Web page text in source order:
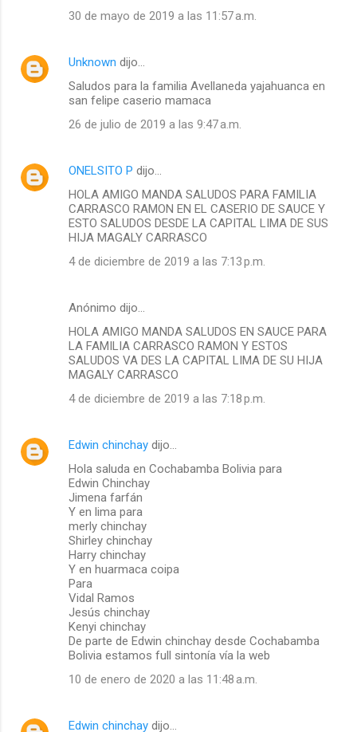
30 de mayo de 2019 a las 11:57 a.m.
Unknown dijo…
Saludos para la familia Avellaneda yajahuanca en
san felipe caserio mamaca
26 de julio de 2019 a las 9:47 a.m.
ONELSITO P dijo…
HOLA AMIGO MANDA SALUDOS PARA FAMILIA
CARRASCO RAMON EN EL CASERIO DE SAUCE Y
ESTO SALUDOS DESDE LA CAPITAL LIMA DE SUS
HIJA MAGALY CARRASCO
4 de diciembre de 2019 a las 7:13 p.m.
Anónimo dijo…
HOLA AMIGO MANDA SALUDOS EN SAUCE PARA
LA FAMILIA CARRASCO RAMON Y ESTOS
SALUDOS VA DES LA CAPITAL LIMA DE SU HIJA
MAGALY CARRASCO
4 de diciembre de 2019 a las 7:18 p.m.
Edwin chinchay dijo…
Hola saluda en Cochabamba Bolivia para
Edwin Chinchay
Jimena farfán
Y en lima para
merly chinchay
Shirley chinchay
Harry chinchay
Y en huarmaca coipa
Para
Vidal Ramos
Jesús chinchay
Kenyi chinchay
De parte de Edwin chinchay desde Cochabamba
Bolivia estamos full sintonía vía la web
10 de enero de 2020 a las 11:48 a.m.
Edwin chinchay dijo…